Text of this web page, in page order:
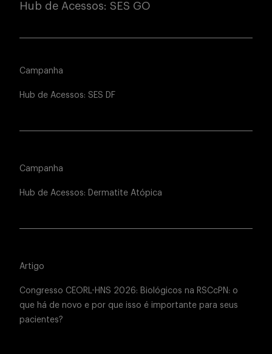
Hub de Acessos: SES GO
Campanha
Hub de Acessos: SES DF
Campanha
Hub de Acessos: Dermatite Atópica
Artigo
Congresso CEORL-HNS 2026: Biológicos na RSCcPN: o
que há de novo e por que isso é importante para seus
pacientes?